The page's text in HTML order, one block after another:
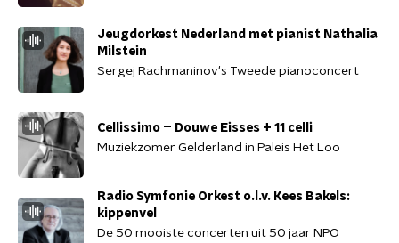
Jeugdorkest Nederland met pianist Nathalia
Milstein
Sergej Rachmaninov's Tweede pianoconcert
Cellissimo – Douwe Eisses + 11 celli
Muziekzomer Gelderland in Paleis Het Loo
Radio Symfonie Orkest o.l.v. Kees Bakels:
kippenvel
De 50 mooiste concerten uit 50 jaar NPO